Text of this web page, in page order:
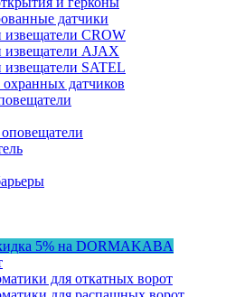
датчики
извещатели CROW
извещатели AJAX
извещатели SATEL
охранных датчиков
5% на DORMAKABA
для откатных ворот